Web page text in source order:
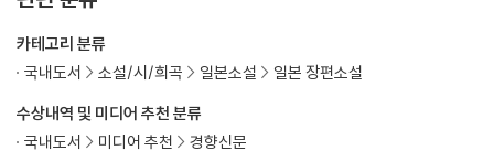
수상내역 및 미디어 추천 분류
국내도서
미디어 추천
경향신문
카테고리 분류
국내도서
소설/시/희곡 일본소설 일본 장편소설